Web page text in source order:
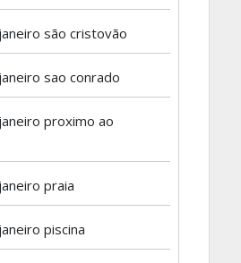
são cristovão
sao conrado
proximo ao
praia
piscina